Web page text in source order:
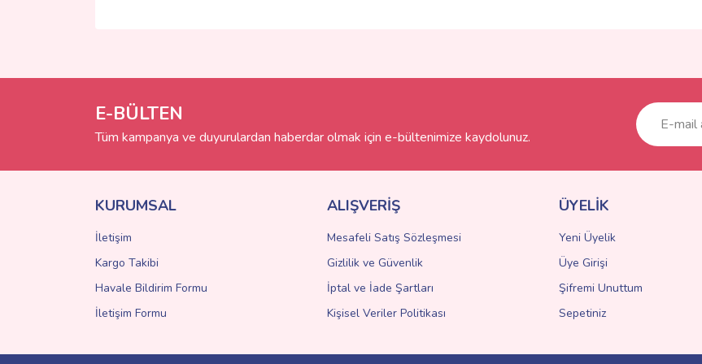
Ürün resmi kalitesiz, bozuk veya görüntülenemiyor.
Bu ürüne benzer farklı alternatifler olmalı.
E-BÜLTEN
Tüm kampanya ve duyurulardan haberdar olmak için e-bültenimize kaydolunuz.
KURUMSAL
İletişim
Kargo Takibi
Havale Bildirim Formu
İletişim Formu
ALIŞVERİŞ
Mesafeli Satış Sözleşmesi
Gizlilik ve Güvenlik
İptal ve İade Şartları
Kişisel Veriler Politikası
ÜYELİK
Yeni Üyelik
Üye Girişi
Şifremi Unuttum
Sepetiniz